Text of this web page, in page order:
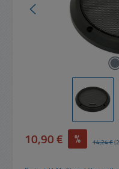
Verkaufspreis:
10,90 € % Regulärer
14,24 €